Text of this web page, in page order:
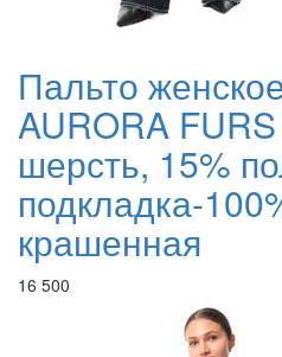
Пальто
AURORA
шерсть, 15%
подкладка-
крашенная
16 500